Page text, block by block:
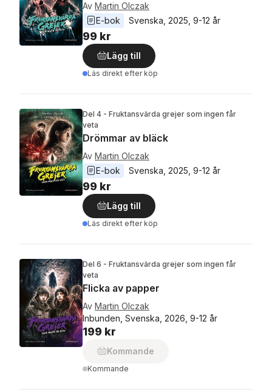
Av Martin Olczak
E-bok
Svenska 2025 9-12 år
99 kr
Lägg till
Läs direkt efter köp
Del 4 - Fruktansvärda grejer som ingen får
veta
Drömmar av bläck
Av Martin Olczak
E-bok
Svenska 2025 9-12 år
99 kr
Lägg till
Läs direkt efter köp
Del 6 - Fruktansvärda grejer som ingen får
veta
Flicka av papper
Av Martin Olczak
Inbunden, Svenska, 2026, 9-12 år
199 kr
Kommande
Kommande